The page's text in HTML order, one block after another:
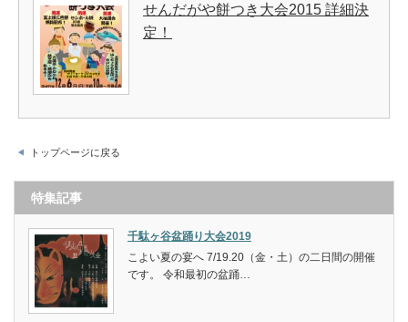
せんだがや餅つき大会2015 詳細決
定！
トップページに戻る
特集記事
千駄ヶ谷盆踊り大会2019
こよい夏の宴へ 7/19.20（金・土）の二日間の開催
です。 令和最初の盆踊…